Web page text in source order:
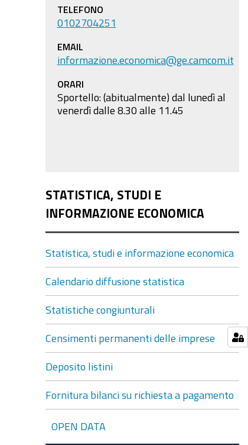
TELEFONO
0102704251
EMAIL
informazione.economica@ge.camcom.it
ORARI
Sportello: (abitualmente) dal lunedì al
venerdì dalle 8.30 alle 11.45
STATISTICA, STUDI E
INFORMAZIONE ECONOMICA
Statistica, studi e informazione economica
Calendario diffusione statistica
Statistiche congiunturali
Censimenti permanenti delle imprese
Deposito listini
Fornitura bilanci su richiesta a pagamento
OPEN DATA